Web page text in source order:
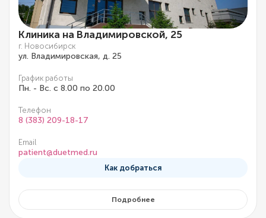
Клиника на Владимировской, 25
г. Новосибирск
ул. Владимировская, д. 25
График работы
Пн. - Вс. с 8.00 по 20.00
Телефон
8 (383) 209-18-17
Email
patient@duetmed.ru
Как добраться
Подробнее